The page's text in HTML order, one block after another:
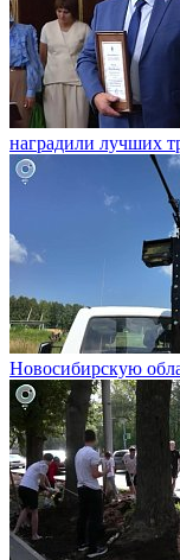
наградили лучших
Новосибирскую